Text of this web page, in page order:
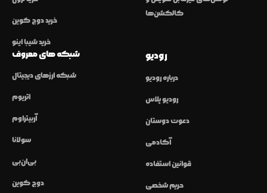
خرید دوج کوین
خرید شیبا اینو
کالکشن‌ها
شبکه های معروف
شبکه ارزهای دیجیتال
اتریوم
آربیتراوم
سولانا
بی‌ان‌بی
دوج کوین
رودیو
درباره رودیو
رودیو پلاس
دعوت دوستان
آکادمی
قوانین استفاده
حریم شخصی